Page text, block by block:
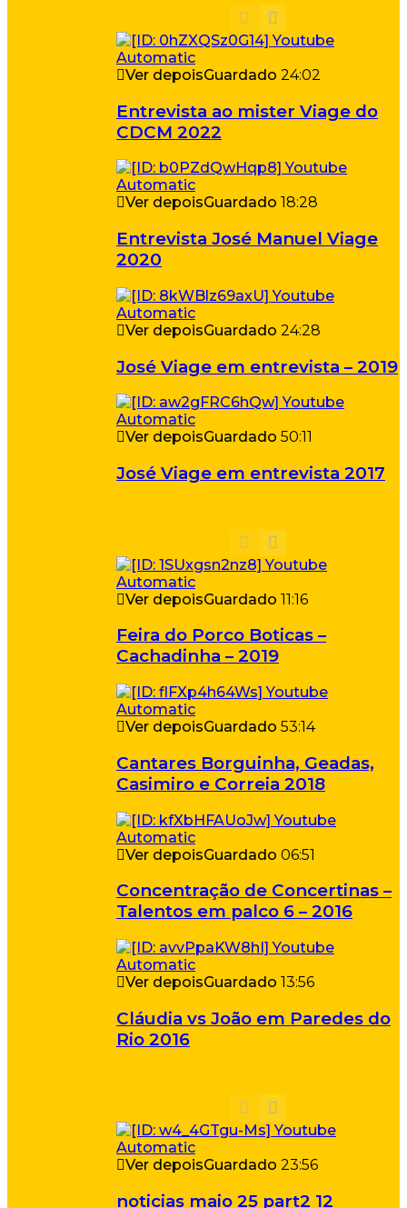
Ver depoisGuardado 24:02
Entrevista ao mister Viage do
CDCM 2022
Ver depoisGuardado 18:28
Entrevista José Manuel Viage
2020
Ver depoisGuardado 24:28
José Viage em entrevista – 2019
Ver depoisGuardado 50:11
José Viage em entrevista 2017
Ver depoisGuardado 11:16
Feira do Porco Boticas –
Cachadinha – 2019
Ver depoisGuardado 53:14
Cantares Borguinha, Geadas,
Casimiro e Correia 2018
Ver depoisGuardado 06:51
Concentração de Concertinas –
Talentos em palco 6 – 2016
Ver depoisGuardado 13:56
Cláudia vs João em Paredes do
Rio 2016
Ver depoisGuardado 23:56
noticias maio 25 part2 12